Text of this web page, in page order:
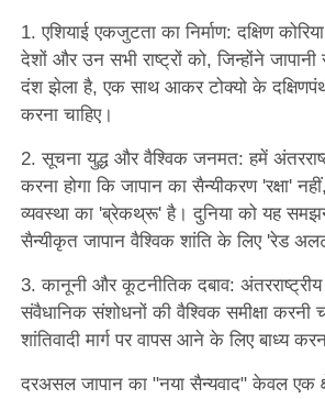
1. एशियाई एकजुटता का निर्माण: दक्षिण कोरिया,
देशों और उन सभी राष्ट्रों को, जिन्होंने जापानी
दंश झेला है, एक साथ आकर टोक्यो के
करना चाहिए।
2. सूचना युद्ध और वैश्विक जनमत: हमें
करना होगा कि जापान का सैन्यीकरण 'रक्षा' नहीं,
व्यवस्था का 'ब्रेकथ्रू' है। दुनिया को यह
सैन्यीकृत जापान वैश्विक शांति के लिए 'रेड
3. कानूनी और कूटनीतिक दबाव:
संवैधानिक संशोधनों की वैश्विक समीक्षा करनी
शांतिवादी मार्ग पर वापस आने के लिए बाध्य
दरअसल जापान का "नया सैन्यवाद" केवल एक